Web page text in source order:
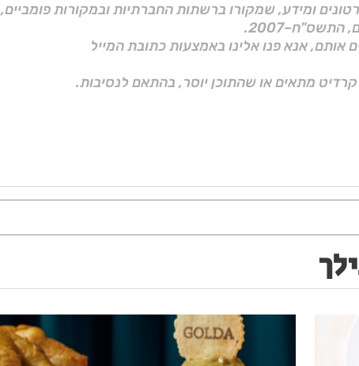
ומידע, שמקורו ברשתות החברתיות ובמקורות פומביים,
אותם, אנא פנו אלינו באמצעות כתובת המייל
מתאים או שהתוכן יוסר, בהתאם לנסיבות.